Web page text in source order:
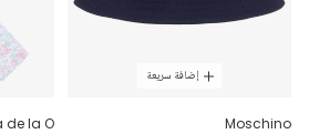
إضافة سريعة
Moschino
de la O